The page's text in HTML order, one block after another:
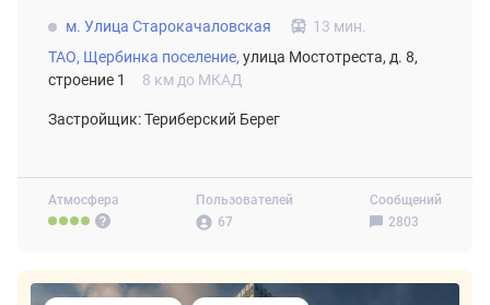
Атмосфера
Пользователей
67
Сообщений
2803
м. Улица Старокачаловская
13 мин.
ТАО, Щербинка поселение, улица Мостотреста, д. 8,
строение 1
8 км до МКАД
Застройщик: Териберский Берег